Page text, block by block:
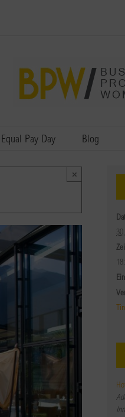
Equal Pay Day Blog
×